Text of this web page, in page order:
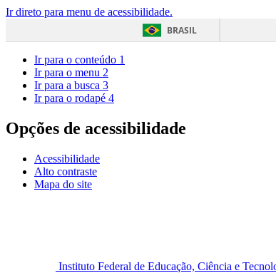
Ir direto para menu de acessibilidade.
BRASIL
Ir para o conteúdo 1
Ir para o menu 2
Ir para a busca 3
Ir para o rodapé 4
Opções de acessibilidade
Acessibilidade
Alto contraste
Mapa do site
Instituto Federal de Educação, Ciência e